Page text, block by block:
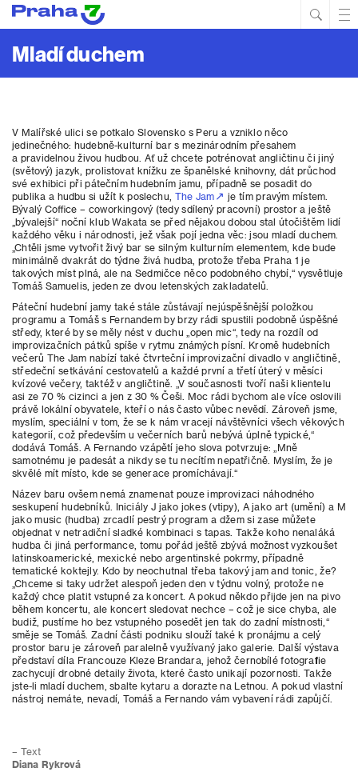
Mladí duchem
V Malířské ulici se potkalo Slovensko s Peru a vzniklo něco
jedinečného: hudebně-kulturní bar s mezinárodním přesahem
a pravidelnou živou hudbou. Ať už chcete potrénovat angličtinu či jiný
(světový) jazyk, prolistovat knížku ze španělské knihovny, dát průchod
své exhibici při pátečním hudebním jamu, případně se posadit do
publika a hudbu si užít k poslechu, The Jam
je tím pravým místem.
Bývalý Coffice – coworkingový (tedy sdílený pracovní) prostor a ještě
„bývalejší“ noční klub Wakata se před nějakou dobou stal útočištěm lidí
každého věku i národnosti, jež však pojí jedna věc: jsou mladí duchem.
„Chtěli jsme vytvořit živý bar se silným kulturním elementem, kde bude
minimálně dvakrát do týdne živá hudba, protože třeba Praha 1 je
takových míst plná, ale na Sedmičce něco podobného chybí,“ vysvětluje
Tomáš Samuelis, jeden ze dvou letenských zakladatelů.
Páteční hudební jamy také stále zůstávají nejúspěšnější položkou
programu a Tomáš s Fernandem by brzy rádi spustili podobně úspěšné
středy, které by se měly nést v duchu „open mic“, tedy na rozdíl od
improvizačních pátků spíše v rytmu známých písní. Kromě hudebních
večerů The Jam nabízí také čtvrteční improvizační divadlo v angličtině,
středeční setkávání cestovatelů a každé první a třetí úterý v měsíci
kvízové večery, taktéž v angličtině. „V současnosti tvoří naši klientelu
asi ze 70 % cizinci a jen z 30 % Češi. Moc rádi bychom ale více oslovili
právě lokální obyvatele, kteří o nás často vůbec nevědí. Zároveň jsme,
myslím, speciální v tom, že se k nám vracejí návštěvníci všech věkových
kategorií, což především u večerních barů nebývá úplně typické,“
dodává Tomáš. A Fernando vzápětí jeho slova potvrzuje: „Mně
samotnému je padesát a nikdy se tu necítím nepatřičně. Myslím, že je
skvělé mít místo, kde se generace promíchávají.“
Název baru ovšem nemá znamenat pouze improvizaci náhodného
seskupení hudebníků. Iniciály J jako jokes (vtipy), A jako art (umění) a M
jako music (hudba) zrcadlí pestrý program a džem si zase můžete
objednat v netradiční sladké kombinaci s tapas. Takže koho nenaláká
hudba či jiná performance, tomu pořád ještě zbývá možnost vyzkoušet
latinskoamerické, mexické nebo argentinské pokrmy, případně
tematické koktejly. Kdo by neochutnal třeba takový jam and tonic, že?
„Chceme si taky udržet alespoň jeden den v týdnu volný, protože ne
každý chce platit vstupné za koncert. A pokud někdo přijde jen na pivo
během koncertu, ale koncert sledovat nechce – což je sice chyba, ale
budiž, pustíme ho bez vstupného posedět jen tak do zadní místnosti,“
směje se Tomáš. Zadní části podniku slouží také k pronájmu a celý
prostor baru je zároveň paralelně využívaný jako galerie. Další výstava
představí díla Francouze Kleze Brandara, jehož černobílé fotografie
zachycují drobné detaily života, které často unikají pozornosti. Takže
jste-li mladí duchem, sbalte kytaru a dorazte na Letnou. A pokud vlastní
nástroj nemáte, nevadí, Tomáš a Fernando vám vybavení rádi zapůjčí.
– Text
Diana Rykrová